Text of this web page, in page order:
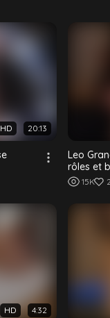
HD 20:13
Leo
rôles et
15K
HD 4:32